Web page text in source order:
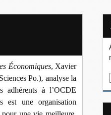
Économiques, Xavier
Po.), analyse la
adhérents à l’OCDE
est une organisation